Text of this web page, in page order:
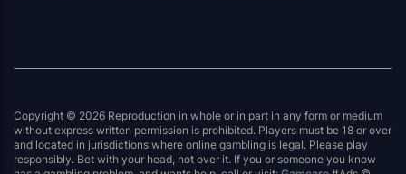
Copyright © 2026 Reproduction in whole or in part in any form or medium
without express written permission is prohibited. Players must be 18 or over
and located in jurisdictions where online gambling is legal. Please play
responsibly. Bet with your head, not over it. If you or someone you know